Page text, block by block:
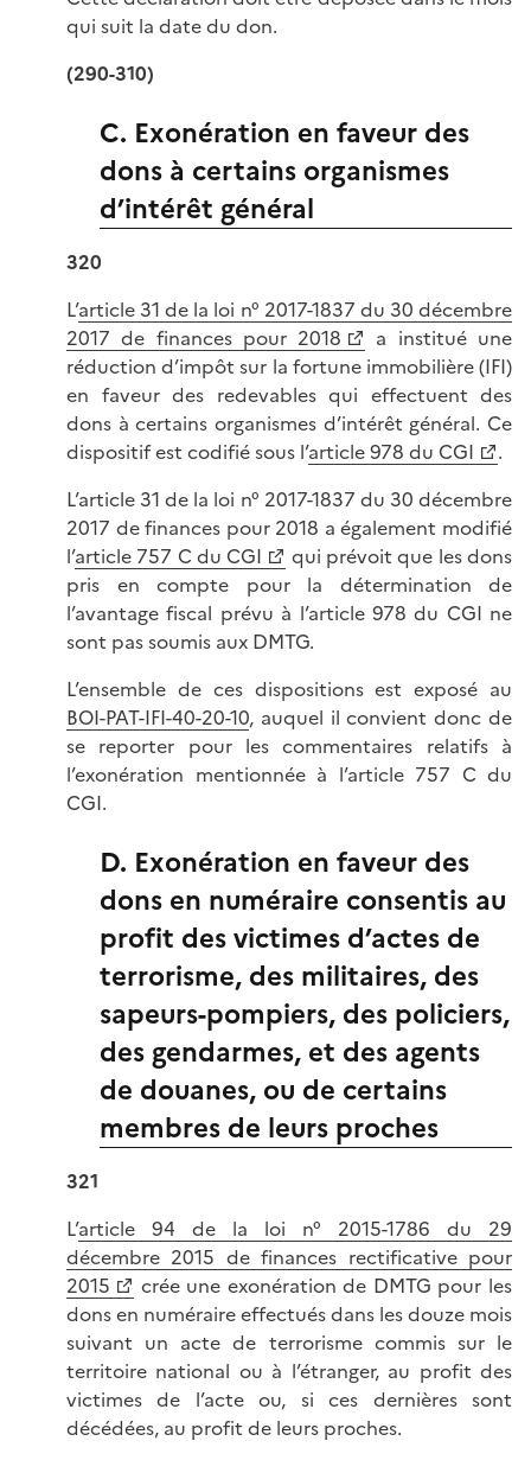
qui suit la date du don.
(290-310)
C. Exonération en faveur des
dons à certains organismes
d’intérêt général
320
L’article 31 de la loi n° 2017-1837 du 30 décembre
2017 de finances pour 2018
a institué une
réduction d’impôt sur la fortune immobilière (IFI)
en faveur des redevables qui effectuent des
dons à certains organismes d’intérêt général. Ce
dispositif est codifié sous l’article 978 du CGI
.
L’article 31 de la loi n° 2017-1837 du 30 décembre
2017 de finances pour 2018 a également modifié
l’article 757 C du CGI
qui prévoit que les dons
pris en compte pour la détermination de
l’avantage fiscal prévu à l’article 978 du CGI ne
sont pas soumis aux DMTG.
L’ensemble de ces dispositions est exposé au
BOI-PAT-IFI-40-20-10, auquel il convient donc de
se reporter pour les commentaires relatifs à
l’exonération mentionnée à l’article 757 C du
CGI.
D. Exonération en faveur des
dons en numéraire consentis au
profit des victimes d’actes de
terrorisme, des militaires, des
sapeurs-pompiers, des policiers,
des gendarmes, et des agents
de douanes, ou de certains
membres de leurs proches
321
L’article 94 de la loi n° 2015-1786 du 29
décembre 2015 de finances rectificative pour
2015
crée une exonération de DMTG pour les
dons en numéraire effectués dans les douze mois
suivant un acte de terrorisme commis sur le
territoire national ou à l’étranger, au profit des
victimes de l’acte ou, si ces dernières sont
décédées, au profit de leurs proches.